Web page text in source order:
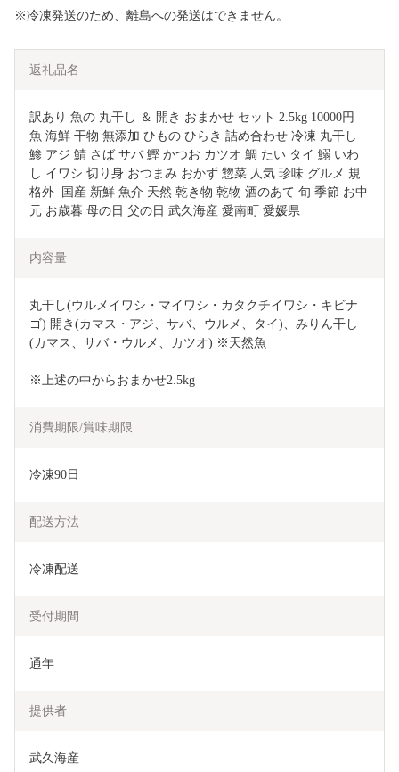
※冷凍発送のため、離島への発送はできません。
返礼品名
訳あり 魚の 丸干し ＆ 開き おまかせ セット 2.5kg 10000円
魚 海鮮 干物 無添加 ひもの ひらき 詰め合わせ 冷凍 丸干し
鯵 アジ 鯖 さば サバ 鰹 かつお カツオ 鯛 たい タイ 鰯 いわ
し イワシ 切り身 おつまみ おかず 惣菜 人気 珍味 グルメ 規
格外  国産 新鮮 魚介 天然 乾き物 乾物 酒のあて 旬 季節 お中
元 お歳暮 母の日 父の日 武久海産 愛南町 愛媛県
内容量
丸干し(ウルメイワシ・マイワシ・カタクチイワシ・キビナ
ゴ) 開き(カマス・アジ、サバ、ウルメ、タイ)、みりん干し
(カマス、サバ・ウルメ、カツオ) ※天然魚
※上述の中からおまかせ2.5kg
消費期限/賞味期限
冷凍90日
配送方法
冷凍配送
受付期間
通年
提供者
武久海産